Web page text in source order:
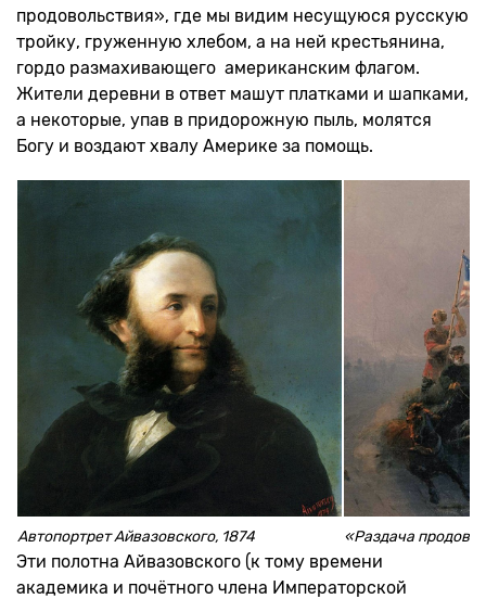
продовольствия», где мы видим несущуюся русскую
тройку, груженную хлебом, а на ней крестьянина,
гордо размахивающего американским флагом.
Жители деревни в ответ машут платками и шапками,
а некоторые, упав в придорожную пыль, молятся
Богу и воздают хвалу Америке за помощь.
Автопортрет Айвазовского, 1874 «Раздача
Эти полотна Айвазовского (к тому времени
академика и почётного члена Императорской